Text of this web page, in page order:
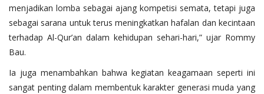
menjadikan lomba sebagai ajang kompetisi semata, tetapi juga
sebagai sarana untuk terus meningkatkan hafalan dan kecintaan
terhadap Al-Qur’an dalam kehidupan sehari-hari,” ujar Rommy
Bau.
Ia juga menambahkan bahwa kegiatan keagamaan seperti ini
sangat penting dalam membentuk karakter generasi muda yang